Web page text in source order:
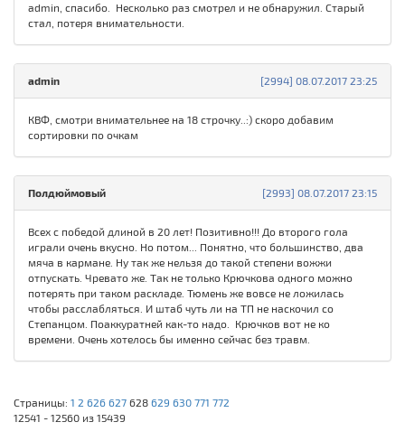
admin, спасибо. Несколько раз смотрел и не обнаружил. Старый
стал, потеря внимательности.
[2994] 08.07.2017 23:25
admin
КВФ, смотри внимательнее на 18 строчку..:) скоро добавим
сортировки по очкам
[2993] 08.07.2017 23:15
Полдюймовый
Всех с победой длиной в 20 лет! Позитивно!!! До второго гола
играли очень вкусно. Но потом... Понятно, что большинство, два
мяча в кармане. Ну так же нельзя до такой степени вожжи
отпускать. Чревато же. Так не только Крючкова одного можно
потерять при таком раскладе. Тюмень же вовсе не ложилась
чтобы расслабляться. И штаб чуть ли на ТП не наскочил со
Степанцом. Поаккуратней как-то надо. Крючков вот не ко
времени. Очень хотелось бы именно сейчас без травм.
Страницы: 1 2 626 627 628 629 630 771 772
12541 - 12560 из 15439